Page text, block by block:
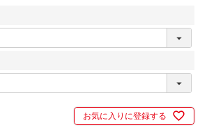
お気に入りに登録する